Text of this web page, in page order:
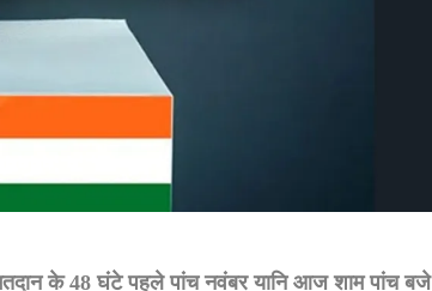
के 48 घंटे पहले पांच नवंबर यानि आज शाम पांच बजे